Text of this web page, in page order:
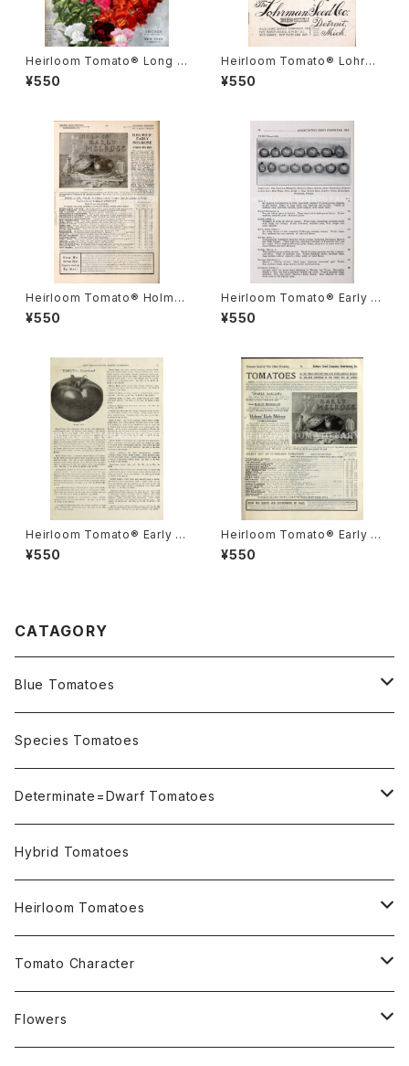
Heirloom Tomato® Long C
alyx Forcing エアルーム・トマ
ト・ロング・カリックス・フォーシ
¥550
Heirloom Tomato® Lohrma
n's Acme エアルーム・トマト・
ロルマンズ・アクメ
¥550
Heirloom Tomato® Holme
s' Early Melrose エアルーム・
トマト・ホルムズ・アーリー・メル
¥550
Heirloom Tomato® Early S
anta Clara エアルーム・トマト・
アーリー・サンタ・クララ
¥550
Heirloom Tomato® Early R
oyal Pink エアルーム・トマト・
アーリー・ロイヤル・ピンク
¥550
Heirloom Tomato® Early M
elrose エアルーム・トマト・アー
リー・メルローズ
¥550
CATAGORY
Blue Tomatoes
OSU INDIGO Series
Not OSU Blue Tomatoes
Species Tomatoes
Determinate=Dwarf Tomatoes
Micro Determinate 10cm~30cm
Small Determinate 30cm~50cm
Medium Determinate 50~100cm
Large Determinate 100~150cm
Hybrid Tomatoes
Heirloom Tomatoes
Amber Heirloom Tomatoes
Bi-Color Heirloom Tomatoes
Tomato Character
Culinary Uses
Flowers